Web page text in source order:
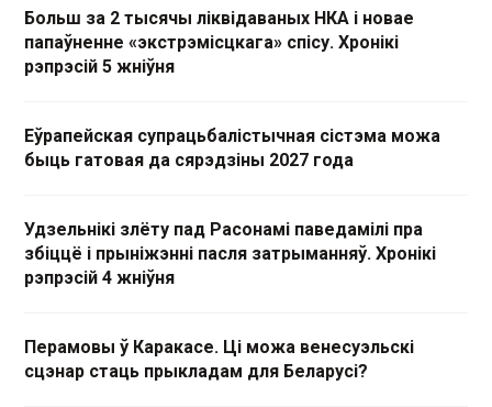
Больш за 2 тысячы ліквідаваных НКА і новае
папаўненне «экстрэмісцкага» спісу. Хронікі
рэпрэсій 5 жніўня
Еўрапейская супрацьбалістычная сістэма можа
быць гатовая да сярэдзіны 2027 года
Удзельнікі злёту пад Расонамі паведамілі пра
збіццё і прыніжэнні пасля затрыманняў. Хронікі
рэпрэсій 4 жніўня
Перамовы ў Каракасе. Ці можа венесуэльскі
сцэнар стаць прыкладам для Беларусі?